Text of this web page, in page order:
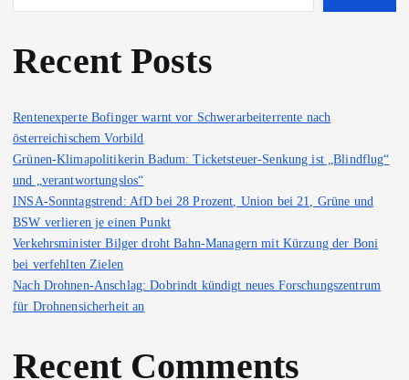
Recent Posts
Rentenexperte Bofinger warnt vor Schwerarbeiterrente nach
österreichischem Vorbild
Grünen-Klimapolitikerin Badum: Ticketsteuer-Senkung ist „Blindflug“
und „verantwortungslos“
INSA-Sonntagstrend: AfD bei 28 Prozent, Union bei 21, Grüne und
BSW verlieren je einen Punkt
Verkehrsminister Bilger droht Bahn-Managern mit Kürzung der Boni
bei verfehlten Zielen
Nach Drohnen-Anschlag: Dobrindt kündigt neues Forschungszentrum
für Drohnensicherheit an
Recent Comments